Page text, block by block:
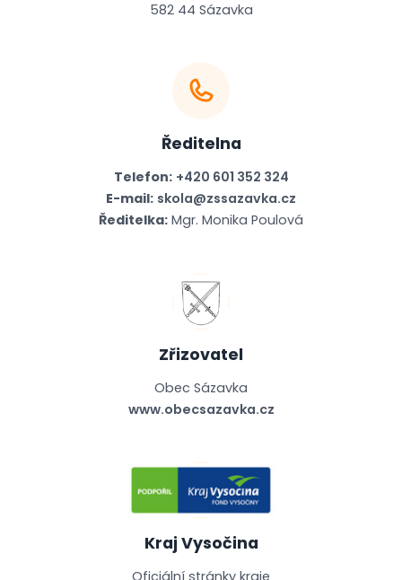
582 44 Sázavka
Ředitelna
Telefon: +420 601 352 324
E-mail: skola@zssazavka.cz
Ředitelka: Mgr. Monika Poulová
Zřizovatel
Obec Sázavka
www.obecsazavka.cz
Kraj Vysočina